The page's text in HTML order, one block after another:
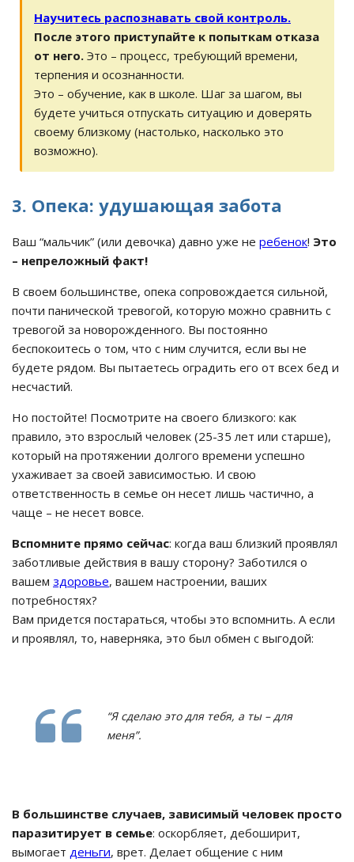
Научитесь распознавать свой контроль.
После этого приступайте к попыткам отказа
от него. Это – процесс, требующий времени,
терпения и осознанности.
Это – обучение, как в школе. Шаг за шагом, вы
будете учиться отпускать ситуацию и доверять
своему близкому (настолько, насколько это
возможно).
3. Опека: удушающая забота
Ваш “мальчик” (или девочка) давно уже не ребенок! Это
– непреложный факт!
В своем большинстве, опека сопровождается сильной,
почти панической тревогой, которую можно сравнить с
тревогой за новорожденного. Вы постоянно
беспокоитесь о том, что с ним случится, если вы не
будете рядом. Вы пытаетесь оградить его от всех бед и
несчастий.
Но постойте! Посмотрите на своего близкого: как
правило, это взрослый человек (25-35 лет или старше),
который на протяжении долгого времени успешно
ухаживает за своей зависимостью. И свою
ответственность в семье он несет лишь частично, а
чаще – не несет вовсе.
Вспомните прямо сейчас: когда ваш близкий проявлял
заботливые действия в вашу сторону? Заботился о
вашем здоровье, вашем настроении, ваших
потребностях?
Вам придется постараться, чтобы это вспомнить. А если
и проявлял, то, наверняка, это был обмен с выгодой:
“Я сделаю это для тебя, а ты – для
меня”.
В большинстве случаев, зависимый человек просто
паразитирует в семье: оскорбляет, дебоширит,
вымогает деньги, врет. Делает общение с ним